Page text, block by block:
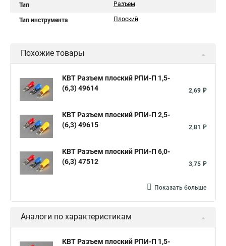
Тип Разъем
Тип инструмента Плоский
Похожие товары
КВТ Разъем плоский РПИ-П 1,5-
(6,3) 49614
2,69 ₽
КВТ Разъем плоский РПИ-П 2,5-
(6,3) 49615
2,81 ₽
КВТ Разъем плоский РПИ-П 6,0-
(6,3) 47512
3,75 ₽
Показать больше
Аналоги по характеристикам
КВТ Разъем плоский РПИ-П 1,5-